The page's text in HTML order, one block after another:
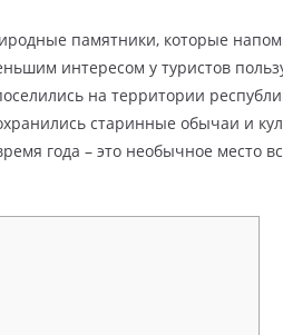
памятники, которые
интересом у туристов
на территории
старинные обычаи и
года – это необычное место